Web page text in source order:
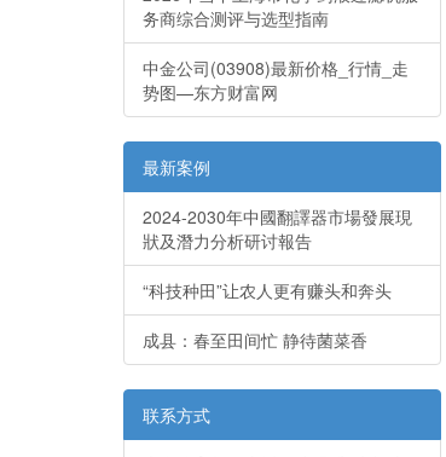
务商综合测评与选型指南
中金公司(03908)最新价格_行情_走
势图—东方财富网
最新案例
2024-2030年中國翻譯器市場發展現
狀及潛力分析研讨報告
“科技种田”让农人更有赚头和奔头
成县：春至田间忙 静待菌菜香
联系方式